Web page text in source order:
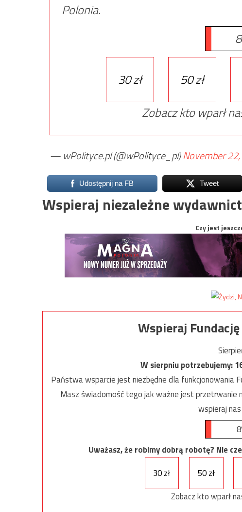
Polonia.
30 zł 50 zł
Zobacz kto wparł
— wPolityce.pl (@wPolityce_pl)November
Udostępnij na FB Tweet
Wspieraj niezależne
Czy jest
Wspieraj
W sierpniu potrzebujemy:
Państwa wsparcie jest niezbędne dla funkcjonowania
Masz świadomość tego jak ważne jest przetrwanie
wspieraj
Uważasz, że robimy dobrą robotę? Nie
30 zł
50 zł
Zobacz kto wparł